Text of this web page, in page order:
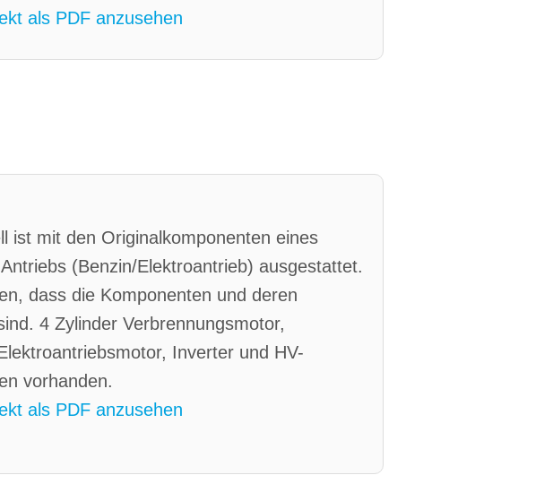
als PDF anzusehen
ist mit den Originalkomponenten eines
(Benzin/Elektroantrieb) ausgestattet.
dass die Komponenten und deren
4 Zylinder Verbrennungsmotor,
Inverter und HV-
vorhanden.
als PDF anzusehen